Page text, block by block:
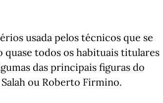
usada pelos técnicos que se
todos os habituais titulares
das principais figuras do
ou Roberto Firmino.